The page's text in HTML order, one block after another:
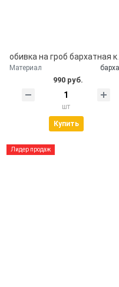
Материал
990 руб.
шт
Купить
Лидер продаж